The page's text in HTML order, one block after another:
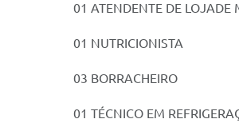
01 ATENDENTE DE LOJADE
01 NUTRICIONISTA
03 BORRACHEIRO
01 TÉCNICO EM